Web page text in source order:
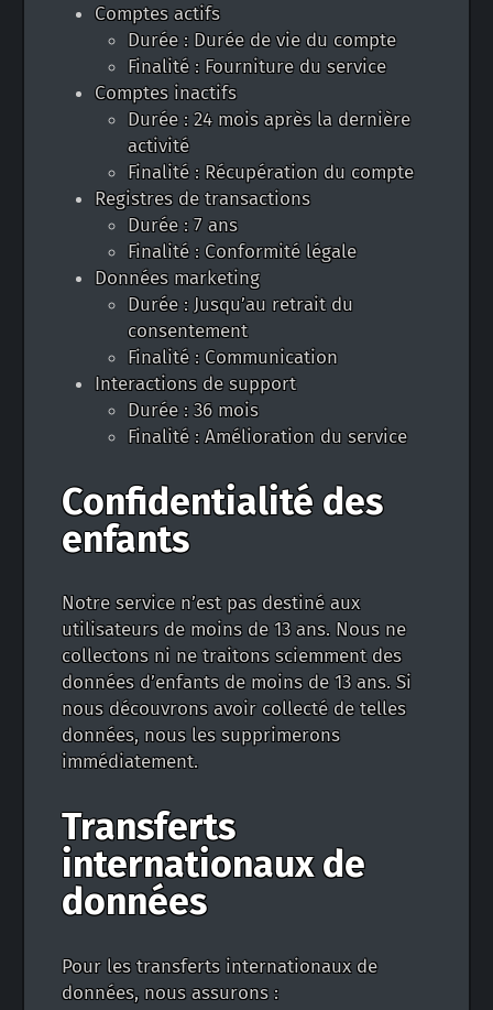
Comptes actifs
Durée : Durée de vie du compte
Finalité : Fourniture du service
Comptes inactifs
Durée : 24 mois après la dernière
activité
Finalité : Récupération du compte
Registres de transactions
Durée : 7 ans
Finalité : Conformité légale
Données marketing
Durée : Jusqu’au retrait du
consentement
Finalité : Communication
Interactions de support
Durée : 36 mois
Finalité : Amélioration du service
Confidentialité des
enfants
Notre service n’est pas destiné aux
utilisateurs de moins de 13 ans. Nous ne
collectons ni ne traitons sciemment des
données d’enfants de moins de 13 ans. Si
nous découvrons avoir collecté de telles
données, nous les supprimerons
immédiatement.
Transferts
internationaux de
données
Pour les transferts internationaux de
données, nous assurons :